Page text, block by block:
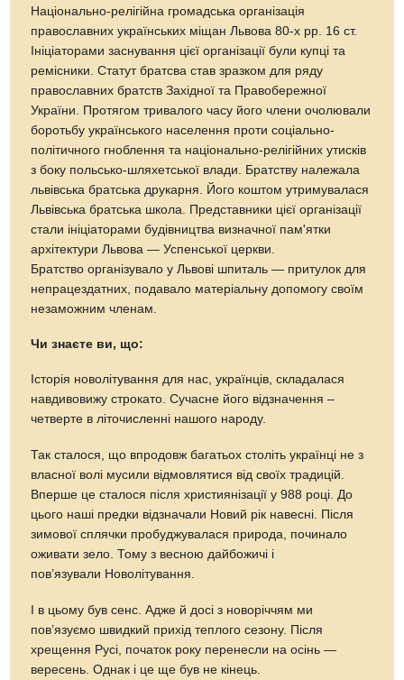
Національно-релігійна громадська організація
православних українських міщан Львова 80-х рр. 16 ст.
Ініціаторами заснування цієї організації були купці та
ремісники. Статут братсва став зразком для ряду
православних братств Західної та Правобережної
України. Протягом тривалого часу його члени очолювали
боротьбу українського населення проти соціально-
політичного гноблення та національно-релігійних утисків
з боку польсько-шляхетської влади. Братству належала
львівська братська друкарня. Його коштом утримувалася
Львівська братська школа. Представники цієї організації
стали ініціаторами будівництва визначної пам'ятки
архітектури Львова — Успенської церкви.
Братство організувало у Львові шпиталь — притулок для
непрацездатних, подавало матеріальну допомогу своїм
незаможним членам.
Чи знаєте ви, що:
Історія новолітування для нас, українців, складалася
навдивовижу строкато. Сучасне його відзначення –
четверте в літочисленні нашого народу.
Так сталося, що впродовж багатьох століть українці не з
власної волі мусили відмовлятися від своїх традицій.
Вперше це сталося після християнізації у 988 році. До
цього наші предки відзначали Новий рік навесні. Після
зимової сплячки пробуджувалася природа, починало
оживати зело. Тому з весною дайбожичі і
пов’язували Новолітування.
І в цьому був сенс. Адже й досі з новоріччям ми
пов’язуємо швидкий прихід теплого сезону. Після
хрещення Русі, початок року перенесли на осінь —
вересень. Однак і це ще був не кінець.